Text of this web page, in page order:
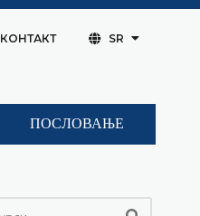
КОНТАКТ SR
ПОСЛОВАЊЕ